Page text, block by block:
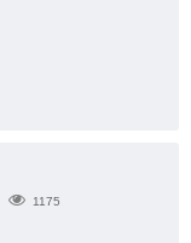
1175